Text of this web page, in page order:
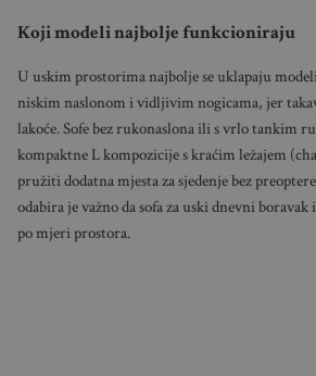
Koji modeli najbolje funkcioniraju
U uskim prostorima najbolje se uklapaju
niskim naslonom i vidljivim nogicama, jer
lakoće. Sofe bez rukonaslona ili s vrlo tankim
kompaktne L kompozicije s kraćim ležajem
pružiti dodatna mjesta za sjedenje bez
odabira je važno da sofa za uski dnevni boravak
po mjeri prostora.